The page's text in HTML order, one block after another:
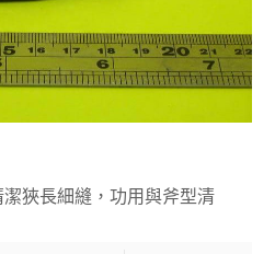
狹長細縫，功用與斧型清